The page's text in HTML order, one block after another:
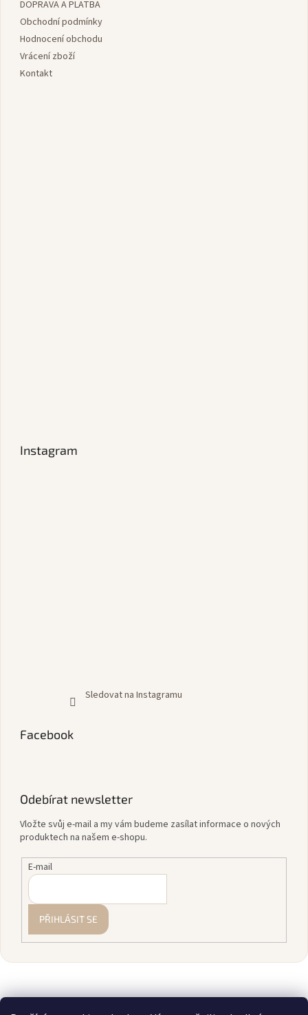
DOPRAVA A PLATBA
Obchodní podmínky
Hodnocení obchodu
Vrácení zboží
Kontakt
Instagram
Sledovat na Instagramu
Facebook
Odebírat newsletter
Vložte svůj e-mail a my vám budeme zasílat informace o nových
produktech na našem e-shopu.
E-mail
PŘIHLÁSIT SE